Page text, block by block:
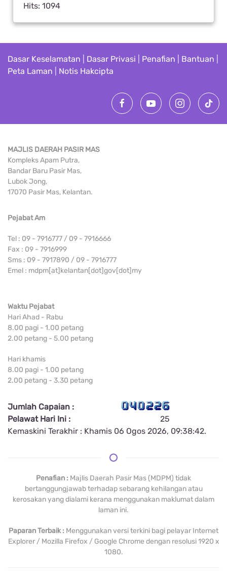
Hits: 1094
Dasar Keselamatan Dasar Privasi Penafian Bantuan
Peta Laman
Notis Hakcipta
MAJLIS DAERAH PASIR MAS
Kompleks Apam Putra,
Bandar Baru Pasir Mas,
Lubok Jong,
17070 Pasir Mas, Kelantan.
Pejabat Am
Tel : 09 - 7916777 / 09 - 7916666
Fax : 09 - 7916999
Sms : 09 - 7917890 / 09 - 7916777
Emel : mdpm[at]kelantan[dot]gov[dot]my
Waktu Pejabat
Hari Ahad - Rabu
8.00 pagi - 1.00 petang
2.00 petang - 5.00 petang
Hari khamis
8.00 pagi - 1.00 petang
2.00 petang - 3.30 petang
Jumlah Capaian :
Pelawat Hari Ini :
25
Kemaskini Terakhir : Khamis 06 Ogos 2026, 09:38:42.
Penafian : Majlis Daerah Pasir Mas (MDPM) tidak
bertanggungjawab terhadap sebarang kehilangan atau
kerosakan yang dialami kerana menggunakan maklumat dalam
laman ini.
Paparan Terbaik : Menggunakan versi terkini bagi pelayar Internet
Explorer / Mozilla Firefox / Google Chrome dengan resolusi 1920 x
1080.